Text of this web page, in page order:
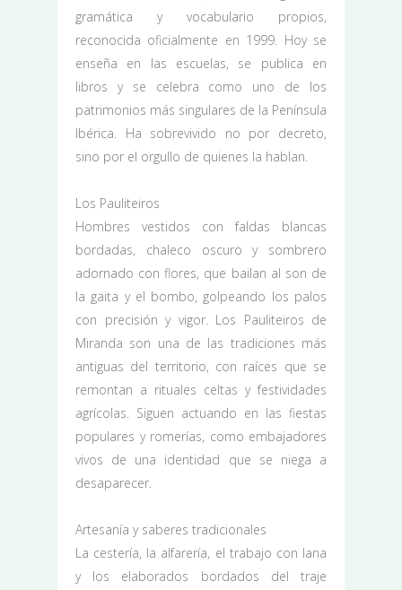
gramática y vocabulario propios,
reconocida oficialmente en 1999. Hoy se
enseña en las escuelas, se publica en
libros y se celebra como uno de los
patrimonios más singulares de la Península
Ibérica. Ha sobrevivido no por decreto,
sino por el orgullo de quienes la hablan.
Los Pauliteiros
Hombres vestidos con faldas blancas
bordadas, chaleco oscuro y sombrero
adornado con flores, que bailan al son de
la gaita y el bombo, golpeando los palos
con precisión y vigor. Los Pauliteiros de
Miranda son una de las tradiciones más
antiguas del territorio, con raíces que se
remontan a rituales celtas y festividades
agrícolas. Siguen actuando en las fiestas
populares y romerías, como embajadores
vivos de una identidad que se niega a
desaparecer.
Artesanía y saberes tradicionales
La cestería, la alfarería, el trabajo con lana
y los elaborados bordados del traje